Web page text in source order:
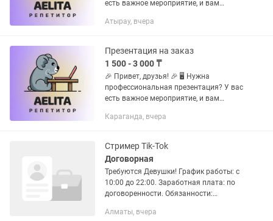
есть важное мероприятие, и вам
Тогда вы попали по адресу! 👩💼 Меня
Атырау, вчера
Презентация на заказ
1 500 - 3 000 ₸
🎉 Привет, друзья! 🎉 🖥️ Нужна
профессиональная презентация? У вас
есть важное мероприятие, и вам
Тогда вы попали по адресу! 👩💼 Меня
Караганда, вчера
Стример Tik-Tok
Договорная
Требуются Девушки! График работы: с
10:00 до 22:00. Заработная плата: по
договоренности. Обязанности:
согласно установленному графику.
Алматы, вчера